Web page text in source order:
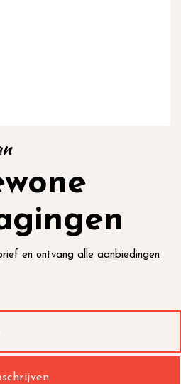
en ontvang alle aanbiedingen